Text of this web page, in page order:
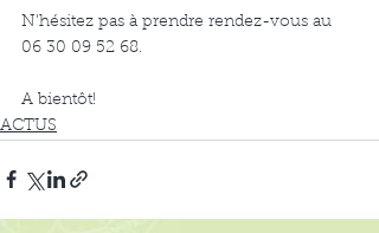
N'hésitez pas à prendre rendez-vous au
06 30 09 52 68.
A bientôt!
ACTUS